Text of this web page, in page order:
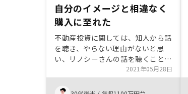
自分のイメージと相違なく
購入に至れた
不動産投資に関しては、知人から話
を聴き、やらない理由がないと思
い、リノシーさんの話を聴くことに
なりました。当然リスクはあります
が、私のイメージと相違しなかった
ため購入に至りました。こちら側の
2021年05月28日